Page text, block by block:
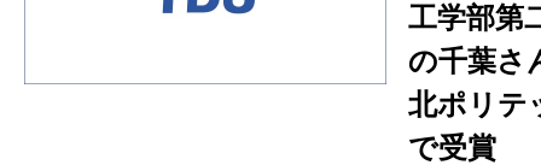
工学部第
の千葉さ
北ポリテ
で受賞